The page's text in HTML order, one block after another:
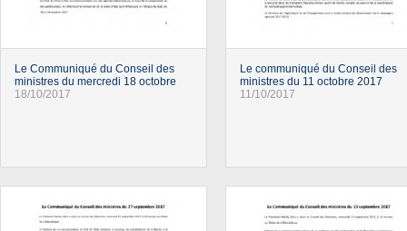
Le Communiqué du Conseil des
ministres du mercredi 18 octobre
18/10/2017
Le communiqué du Conseil des
ministres du 11 octobre 2017
11/10/2017